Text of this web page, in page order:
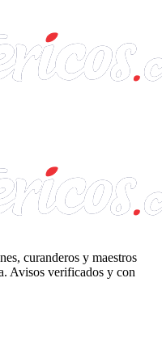
curanderos y maestros
Avisos verificados y con